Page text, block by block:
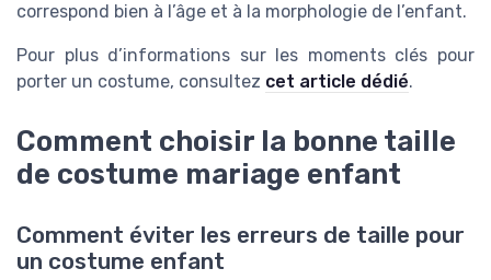
correspond bien à l’âge et à la morphologie de l’enfant.
Pour plus d’informations sur les moments clés pour
porter un costume, consultez cet article dédié.
Comment choisir la bonne taille
de costume mariage enfant
Comment éviter les erreurs de taille pour
un costume enfant